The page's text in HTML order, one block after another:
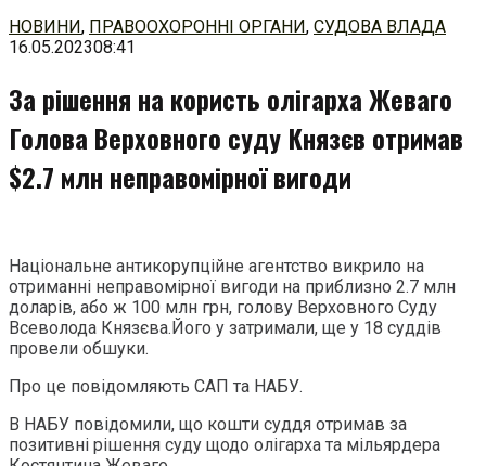
Перейти
до
НОВИНИ, ПРАВООХОРОННІ ОРГАНИ, СУДОВА ВЛАДА
16.05.202308:41
За рішення на користь олігарха Жеваго
Голова Верховного суду Князєв отримав
$2.7 млн неправомірної вигоди
Національне антикорупційне агентство викрило на
отриманні неправомірної вигоди на приблизно 2.7 млн
доларів, або ж 100 млн грн, голову Верховного Суду
Всеволода Князєва.Його у затримали, ще у 18 суддів
провели обшуки.
Про це повідомляють САП та НАБУ.
В НАБУ повідомили, що кошти суддя отримав за
позитивні рішення суду щодо олігарха та мільярдера